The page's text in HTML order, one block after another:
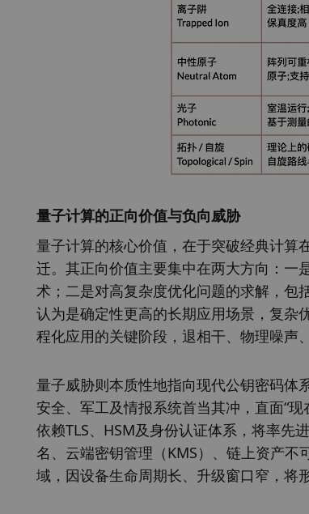
量子计算的正向价值与负向威胁
量子计算的核心价值，在于突破经典计算
迁。其正向价值主要集中在两大方向：一
术；二是对高复杂度优化问题的求解，包
认为是确定性更高的长期应用场景，复杂
程化应用的关键阶段，退相干、物理噪声
量子威胁则本质性地指向现代公钥密码体
安全、军工及情报系统首当其冲，直面“
依赖TLS、HSM及身份认证体系，将率先
名、云端密钥管理（KMS）、链上资产
域，因设备生命周期长、升级窗口窄，将